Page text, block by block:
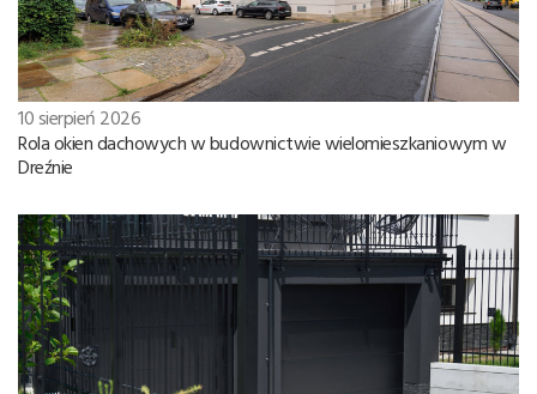
10 sierpień 2026
Rola okien dachowych w budownictwie wielomieszkaniowym w
Dreźnie